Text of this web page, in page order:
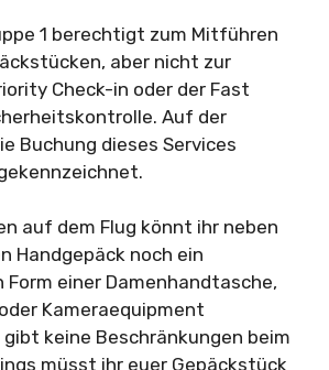
1 berechtigt zum Mitführen
aber nicht zur
Check-in oder der Fast
Auf der
Buchung dieses Services
auf dem Flug könnt ihr neben
Handgepäck noch ein
Form einer Damenhandtasche,
Kameraequipment
keine Beschränkungen beim
müsst ihr euer Gepäckstück